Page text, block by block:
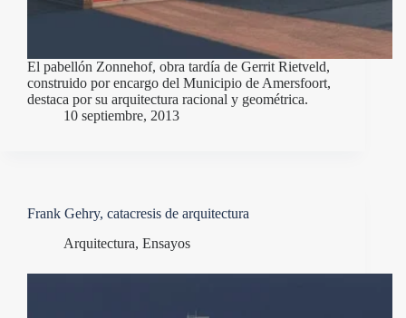
El pabellón Zonnehof, obra tardía de Gerrit Rietveld,
construido por encargo del Municipio de Amersfoort,
destaca por su arquitectura racional y geométrica.
10 septiembre, 2013
Frank Gehry, catacresis de arquitectura
Arquitectura, Ensayos